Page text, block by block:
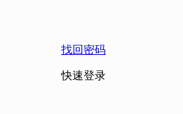
找回密码
快速登录